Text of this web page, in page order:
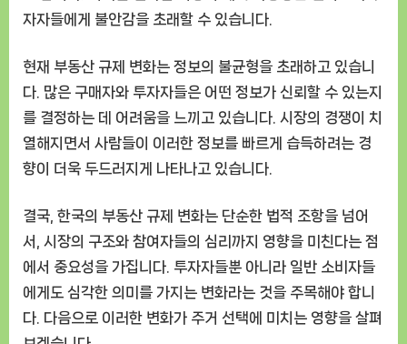
자자들에게 불안감을 초래할 수 있습니다.
현재 부동산 규제 변화는 정보의 불균형을 초래하고 있습니
다. 많은 구매자와 투자자들은 어떤 정보가 신뢰할 수 있는지
를 결정하는 데 어려움을 느끼고 있습니다. 시장의 경쟁이 치
열해지면서 사람들이 이러한 정보를 빠르게 습득하려는 경
향이 더욱 두드러지게 나타나고 있습니다.
결국, 한국의 부동산 규제 변화는 단순한 법적 조항을 넘어
서, 시장의 구조와 참여자들의 심리까지 영향을 미친다는 점
에서 중요성을 가집니다. 투자자들뿐 아니라 일반 소비자들
에게도 심각한 의미를 가지는 변화라는 것을 주목해야 합니
다. 다음으로 이러한 변화가 주거 선택에 미치는 영향을 살펴